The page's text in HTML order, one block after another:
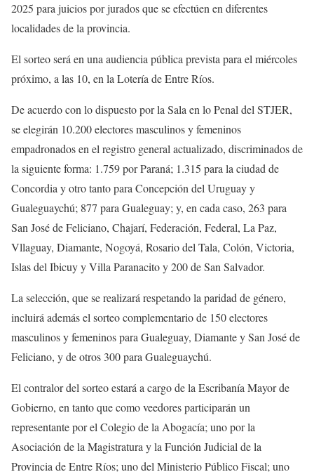
2025 para juicios por jurados que se efectúen en diferentes
localidades de la provincia.
El sorteo será en una audiencia pública prevista para el miércoles
próximo, a las 10, en la Lotería de Entre Ríos.
De acuerdo con lo dispuesto por la Sala en lo Penal del STJER,
se elegirán 10.200 electores masculinos y femeninos
empadronados en el registro general actualizado, discriminados de
la siguiente forma: 1.759 por Paraná; 1.315 para la ciudad de
Concordia y otro tanto para Concepción del Uruguay y
Gualeguaychú; 877 para Gualeguay; y, en cada caso, 263 para
San José de Feliciano, Chajarí, Federación, Federal, La Paz,
Vllaguay, Diamante, Nogoyá, Rosario del Tala, Colón, Victoria,
Islas del Ibicuy y Villa Paranacito y 200 de San Salvador.
La selección, que se realizará respetando la paridad de género,
incluirá además el sorteo complementario de 150 electores
masculinos y femeninos para Gualeguay, Diamante y San José de
Feliciano, y de otros 300 para Gualeguaychú.
El contralor del sorteo estará a cargo de la Escribanía Mayor de
Gobierno, en tanto que como veedores participarán un
representante por el Colegio de la Abogacía; uno por la
Asociación de la Magistratura y la Función Judicial de la
Provincia de Entre Ríos; uno del Ministerio Público Fiscal; uno